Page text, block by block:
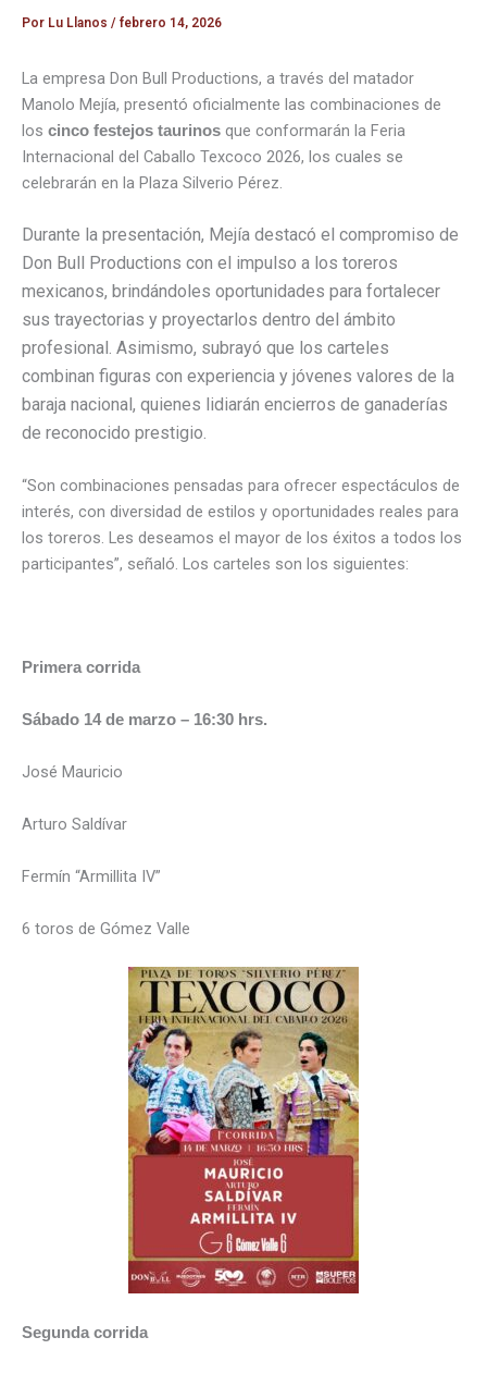
Por Lu Llanos / febrero 14, 2026
La empresa Don Bull Productions, a través del matador
Manolo Mejía, presentó oficialmente las combinaciones de
los cinco festejos taurinos que conformarán la Feria
Internacional del Caballo Texcoco 2026, los cuales se
celebrarán en la Plaza Silverio Pérez.
Durante la presentación, Mejía destacó el compromiso de
Don Bull Productions con el impulso a los toreros
mexicanos, brindándoles oportunidades para fortalecer
sus trayectorias y proyectarlos dentro del ámbito
profesional. Asimismo, subrayó que los carteles
combinan figuras con experiencia y jóvenes valores de la
baraja nacional, quienes lidiarán encierros de ganaderías
de reconocido prestigio.
“Son combinaciones pensadas para ofrecer espectáculos de
interés, con diversidad de estilos y oportunidades reales para
los toreros. Les deseamos el mayor de los éxitos a todos los
participantes”, señaló. Los carteles son los siguientes:
Primera corrida
Sábado 14 de marzo – 16:30 hrs.
José Mauricio
Arturo Saldívar
Fermín “Armillita IV”
6 toros de Gómez Valle
Segunda corrida